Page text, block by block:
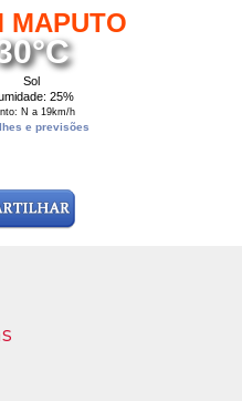
MAPUTO
Sol
25%
N a 19km/h
e previsões